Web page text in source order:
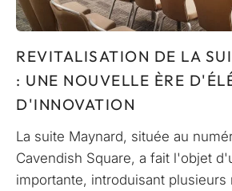
REVITALISATION DE LA
: UNE NOUVELLE ÈRE
D'INNOVATION
La suite Maynard, située au
Cavendish Square, a fait l'objet
importante, introduisant plusieurs